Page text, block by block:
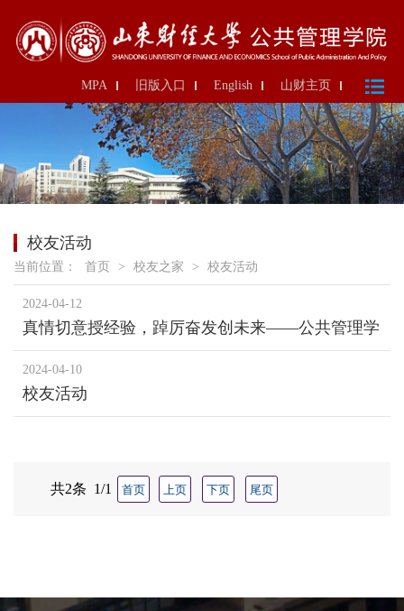
山财主页
English
旧版入口
MPA
校友活动
当前位置： 首页 > 校友之家 > 校友活动
2024-04-12
真情切意授经验，踔厉奋发创未来——公共管理学
院举办2021届优秀校友经验分享会
2024-04-10
校友活动
共2条 1/1 首页 上页 下页 尾页